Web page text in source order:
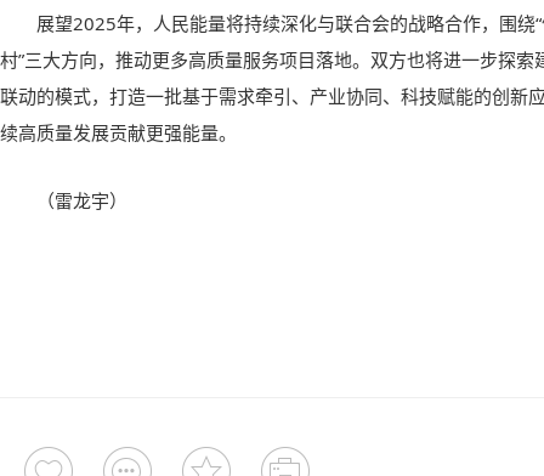
展望2025年，人民能量将持续深化与联合会的战略合作，围绕“
村”三大方向，推动更多高质量服务项目落地。双方也将进一步探
联动的模式，打造一批基于需求牵引、产业协同、科技赋能的创新
续高质量发展贡献更强能量。
（雷龙宇）